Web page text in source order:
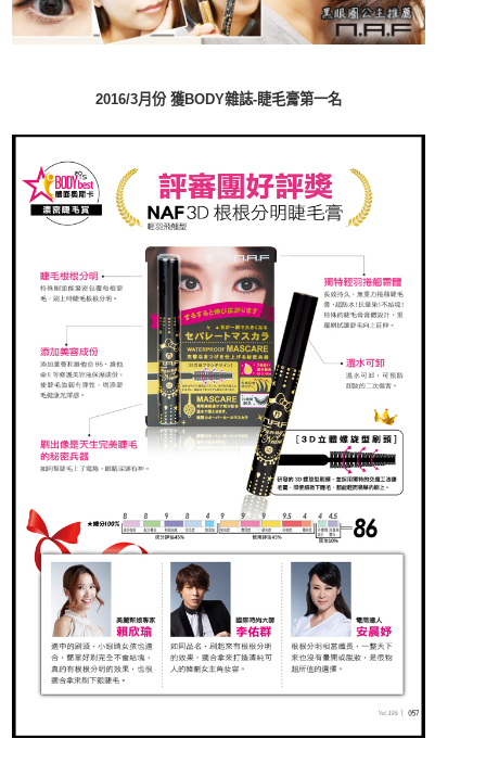
2016/3月份 獲BODY雜誌-睫毛膏第一名